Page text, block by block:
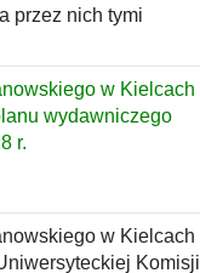
przez nich tymi
w Kielcach
wydawniczego
r.
w Kielcach
Komisji